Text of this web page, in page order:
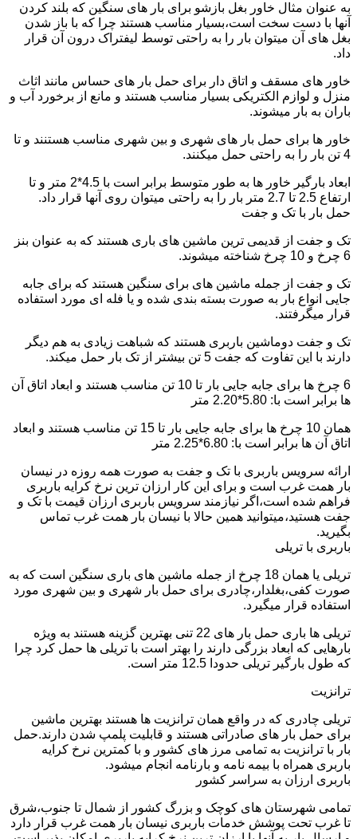
به عنوان مثال خاور بغل بازشو برای بار های سنگین که بلند کردن
آنها با دست سخت است،بسیار مناسب هستند چرا که با باز شدن
بغل های آن میتوان بار را به راحتی توسط لیفتراک درون آن قرار
داد.
خاور های مسقف و اتاق دار برای حمل بار های حساس مانند اثاث
منزل و لوازم الکتریکی بسیار مناسب هستند و مانع از برخورد آب و
باران به بار میشوند.
خاور ها برای حمل بار های شهری و بین شهری مناسب هستنند و تا
4 تن بار را به راحتی حمل میکنند.
ابعاد بارگیر خاور ها به طور متوسط برابر است با 4.5*2 متر و تا
ارتفاع 2.5 تا 2.7 متر بار را به راحتی میتوان روی آنها قرار داد.
حمل بار با تک و جفت
تک و جفت از قدیمی ترین ماشین های باری هستند که به عنوان بنز
6 چرخ و 10 چرخ شناخته میشوند.
تک و جفت از جمله ماشین های برای سنگین هستند که برای جابه
جایی انواع بار به صورت بسته بندی شده و یا فله ای مورد استفاده
قرار میگرفتند.
تک و جفت دوماشین باربری هستند که شباهت زیادی به هم دیگر
دارند با این تفاوت که جفت 5 تن بیشتر از تک بار حمل میکند.
6 چرخ ها برای جابه جایی بار تا 10 تن مناسب هستند و ابعاد اتاق آن
ها برابر است با: 5.80*2.20 متر
همان 10 چرخ ها برای جابه جایی بار تا 15 تن مناسب هستند و ابعاد
اتاق آن ها برابر است با: 6.80*2.25 متر
ارائه سرویس باربری با تک و جفت به صورت همه روزه در نیسان
بار همت غرب است و برای این کار ارزان ترین نرخ کرایه باربری
فراهم شده است،اگر نیازمند سرویس باربری ارزان قیمت با تک و
جفت هستید،میتوانید همین حالا با نیسان بار همت غرب تماس
بگیرید.
باربری با تریلی
تریلی یا همان 18 چرخ از جمله ماشین های باری سنگین است که به
صورت کفی،بغلدار،چادری برای حمل بار شهری و بین شهری مورد
استفاده قرار میگیرد.
تریلی ها باری حمل بار های 22 تنی بهترین گزینه هستند به ویژه
بارهایی که ابعاد بزرگی دارند را بهتر است با تریلی ها حمل کرد چرا
که طول بارگیر تریلی حدودا 12.5 متر است.
ترانزیت
تریلی چادری که در واقع همان ترانزیت ها هستند بهترین ماشین
برای حمل بار های صادراتی هستند و قابلیت پلمپ شدن دارند.حمل
بار با ترانزیت به تمامی مرز های کشور و با کمترین نرخ کرایه
باربری همراه با بیمه نامه و بارنامه انجام میشود.
باربری ارزان به سراسر کشور
تمامی شهرستان های کوچک و بزرگ کشور از شمال تا جنوب،شرق
تا غرب تحت پوشش خدمات باربری نیسان بار همت غرب قرار دارد